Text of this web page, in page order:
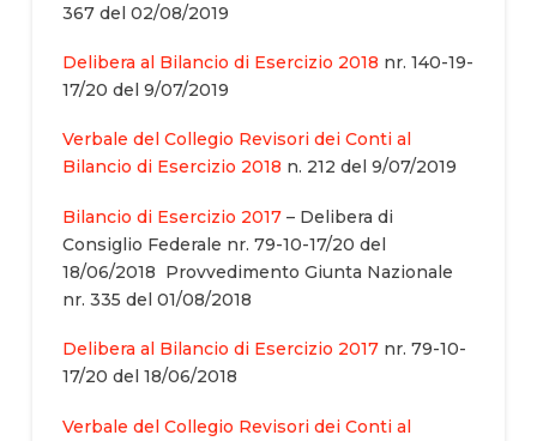
367 del 02/08/2019
Delibera al Bilancio di Esercizio 2018 nr. 140-19-
17/20 del 9/07/2019
Verbale del Collegio Revisori dei Conti al
Bilancio di Esercizio 2018 n. 212 del 9/07/2019
Bilancio di Esercizio 2017– Delibera di
Consiglio Federale nr. 79-10-17/20 del
18/06/2018 Provvedimento Giunta Nazionale
nr. 335 del 01/08/2018
Delibera al Bilancio di Esercizio 2017nr. 79-10-
17/20 del 18/06/2018
Verbale del Collegio Revisori dei Conti al